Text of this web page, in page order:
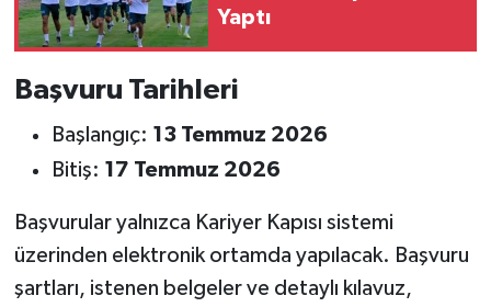
Yaptı
Başvuru Tarihleri
Başlangıç: 13 Temmuz 2026
Bitiş: 17 Temmuz 2026
Başvurular yalnızca Kariyer Kapısı sistemi
üzerinden elektronik ortamda yapılacak. Başvuru
şartları, istenen belgeler ve detaylı kılavuz,